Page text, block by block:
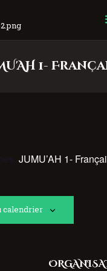
1-
Islamique
JUMU’AH 1-
calendrier